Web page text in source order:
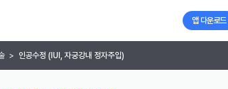
앱 다운로드
> 인공수정 (IUI, 자궁강내 정자주입)